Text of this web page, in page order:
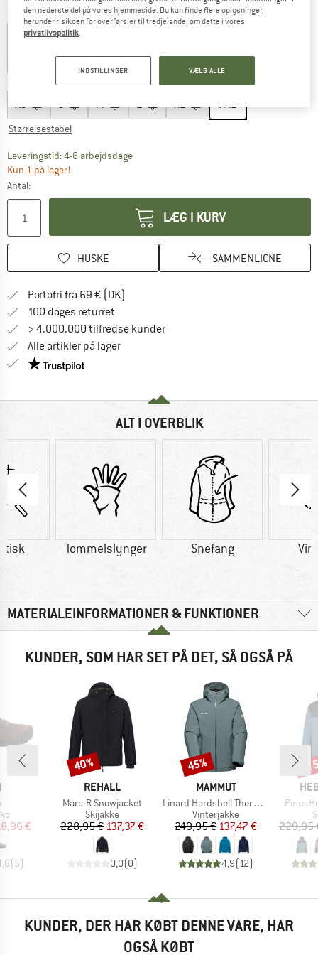
Farve:Nine Iron
XXL
XS S M L XL XXL
Størrelsestabel
Leveringstid: 4-6 arbejdsdageLinket åbnes i en infoboks og indeholder
Kun 1 på lager!
Antal:
LÆG I KURV
HUSKE SAMMENLIGNE
Portofri fra 69 € (DK)
100 dages returret
> 4.000.000 tilfredse kunder
Alle artikler på lager
Vi er Trustpilot-certificeret - oplysningerne får du
ALT I OVERBLIK
Tommelslynger Snefang
MATERIALEINFORMATIONER & FUNKTIONER
KUNDER, SOM HAR SET PÅ DET, SÅ OGSÅ PÅ
pris
€
( 5)
MÆRKE
REHALL
Artikel
Marc-R Snowjacket
Produktgruppe
Skijakke
Pris
228,95 €Nedsat pris
137,37 €
0,0(0)
Rabat
40%
MÆRKE
MAMMUT
Artikel
Linard Hardshell Thermo Hooded Jacket
Produktgruppe
Vinterjakke
Pris
249,95 €Nedsat pris
137,47 €
4,9( 12)
Rabat
45%
Artikel
229,95
KUNDER, DER HAR KØBT DENNE VARE, HAR
OGSÅ KØBT
den nederste del på vores hjemmeside. Du kan finde flere oplysninger,
herunder risikoen for overførsler til tredjelande, om dette i vores
privatlivspolitik
INDSTILLINGER VÆLG ALLE